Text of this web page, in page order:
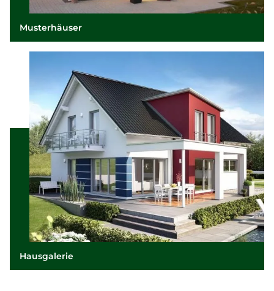
Musterhäuser
Hausgalerie